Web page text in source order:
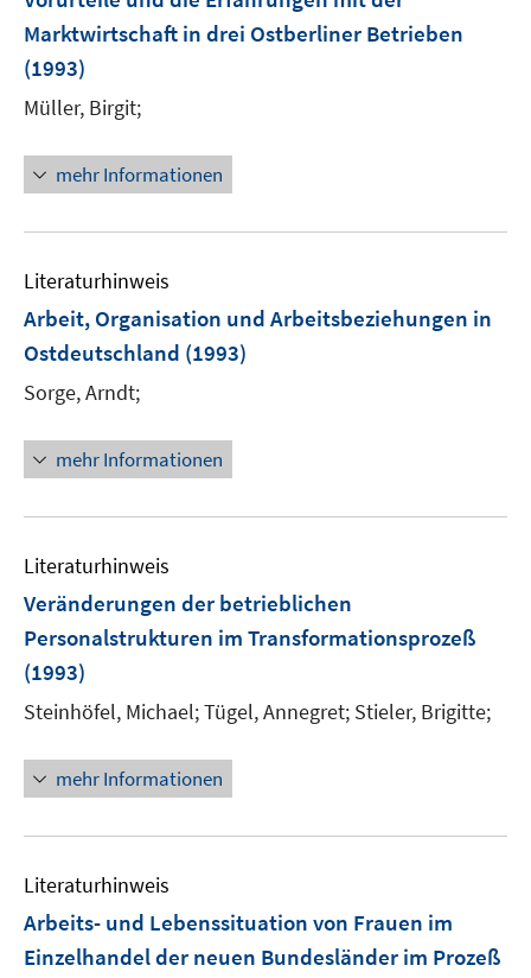
Marktwirtschaft in drei Ostberliner Betrieben
(1993)
Müller, Birgit;
mehr Informationen
Literaturhinweis
Arbeit, Organisation und Arbeitsbeziehungen in
Ostdeutschland (1993)
Sorge, Arndt;
mehr Informationen
Literaturhinweis
Veränderungen der betrieblichen
Personalstrukturen im Transformationsprozeß
(1993)
Steinhöfel, Michael;Tügel, Annegret; Stieler, Brigitte;
mehr Informationen
Literaturhinweis
Arbeits- und Lebenssituation von Frauen im
Einzelhandel der neuen Bundesländer im Prozeß